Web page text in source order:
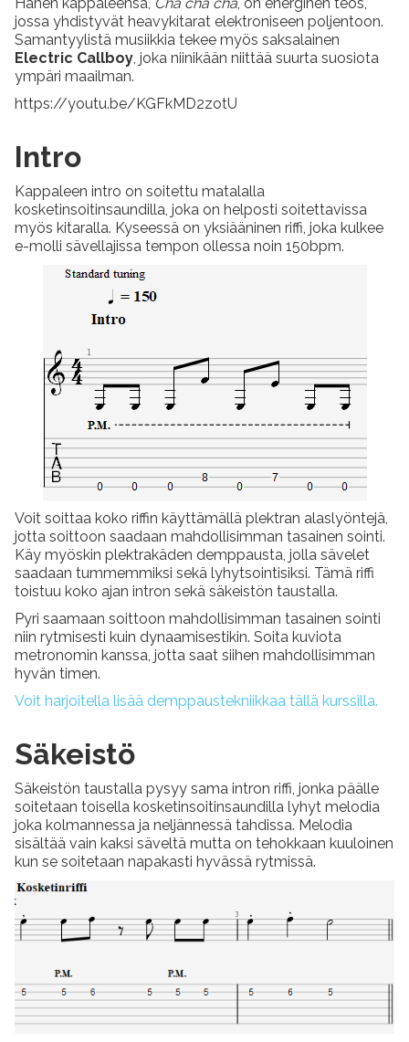
jossa yhdistyvät heavykitarat elektroniseen poljentoon.
Samantyylistä musiikkia tekee myös saksalainen
Electric Callboy, joka niinikään niittää suurta suosiota
ympäri maailman.
https://youtu.be/KGFkMD2zotU
Intro
Kappaleen intro on soitettu matalalla
kosketinsoitinsaundilla, joka on helposti soitettavissa
myös kitaralla. Kyseessä on yksiääninen riffi, joka kulkee
e-molli sävellajissa tempon ollessa noin 150bpm.
Voit soittaa koko riffin käyttämällä plektran alaslyöntejä,
jotta soittoon saadaan mahdollisimman tasainen sointi.
Käy myöskin plektrakäden demppausta, jolla sävelet
saadaan tummemmiksi sekä lyhytsointisiksi. Tämä riffi
toistuu koko ajan intron sekä säkeistön taustalla.
Pyri saamaan soittoon mahdollisimman tasainen sointi
niin rytmisesti kuin dynaamisestikin. Soita kuviota
metronomin kanssa, jotta saat siihen mahdollisimman
hyvän timen.
Voit harjoitella lisää demppaustekniikkaa tällä kurssilla.
Säkeistö
Säkeistön taustalla pysyy sama intron riffi, jonka päälle
soitetaan toisella kosketinsoitinsaundilla lyhyt melodia
joka kolmannessa ja neljännessä tahdissa. Melodia
sisältää vain kaksi säveltä mutta on tehokkaan kuuloinen
kun se soitetaan napakasti hyvässä rytmissä.